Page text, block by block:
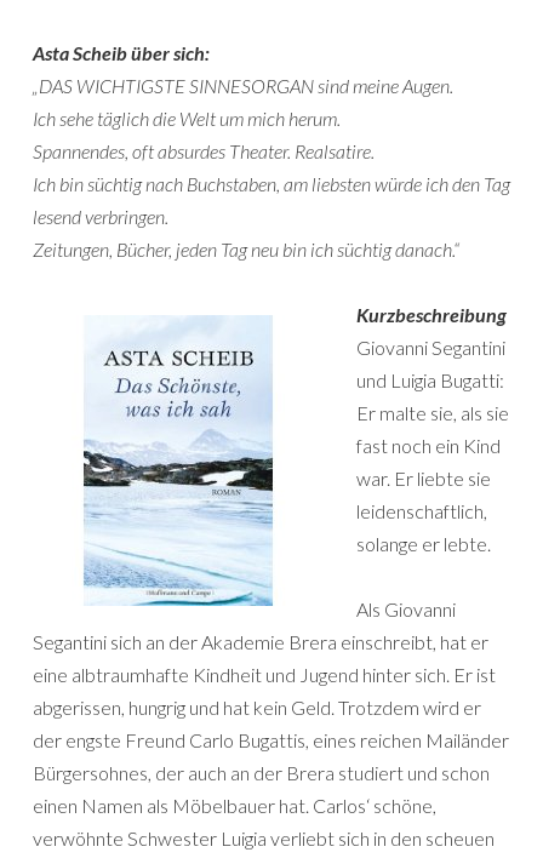
Asta Scheib über sich:
„DAS WICHTIGSTE SINNESORGAN sind meine Augen.
Ich sehe täglich die Welt um mich herum.
Spannendes, oft absurdes Theater. Realsatire.
Ich bin süchtig nach Buchstaben, am liebsten würde ich den Tag
lesend verbringen.
Zeitungen, Bücher, jeden Tag neu bin ich süchtig danach.“
Kurzbeschreibung
Giovanni Segantini
und Luigia Bugatti:
Er malte sie, als sie
fast noch ein Kind
war. Er liebte sie
leidenschaftlich,
solange er lebte.
Als Giovanni
Segantini sich an der Akademie Brera einschreibt, hat er
eine albtraumhafte Kindheit und Jugend hinter sich. Er ist
abgerissen, hungrig und hat kein Geld. Trotzdem wird er
der engste Freund Carlo Bugattis, eines reichen Mailänder
Bürgersohnes, der auch an der Brera studiert und schon
einen Namen als Möbelbauer hat. Carlos‘ schöne,
verwöhnte Schwester Luigia verliebt sich in den scheuen